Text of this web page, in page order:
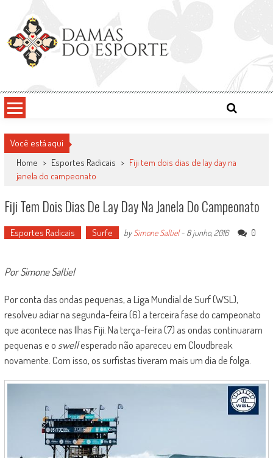
content
Damas do Esporte
Você está aqui
Home > Esportes Radicais > Fiji tem dois dias de lay day na
janela do campeonato
Fiji Tem Dois Dias De Lay Day Na Janela Do Campeonato
Esportes Radicais Surfe bySimone Saltiel- 8 junho, 2016 0
Por Simone Saltiel
Por conta das ondas pequenas, a Liga Mundial de Surf (WSL),
resolveu adiar na segunda-feira (6) a terceira fase do campeonato
que acontece nas Ilhas Fiji. Na terça-feira (7) as ondas continuaram
pequenas e o swellesperado não apareceu em Cloudbreak
novamente. Com isso, os surfistas tiveram mais um dia de folga.